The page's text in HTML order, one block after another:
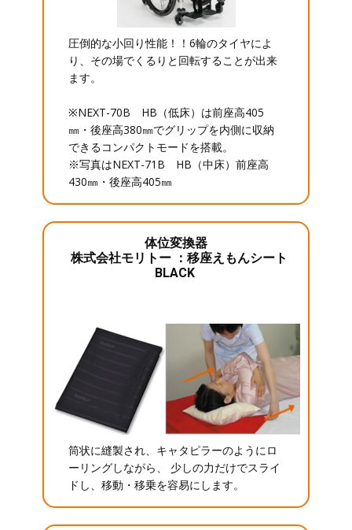
圧倒的な小回り性能！！6輪のタイヤによ
り、その場でくるりと回転することが出来
ます。
※NEXT-70B HB（低床）は前座高405
㎜・後座高380㎜でグリップを内側に収納
できるコンパクトモードを搭載。
※写真はNEXT-71B HB（中床）前座高
430㎜・後座高405㎜
体位変換器
株式会社モリトー ：移座えもんシート
BLACK
筒状に縫製され、キャタピラーのようにロ
ーリングしながら、 少しの力だけでスライ
ドし、移動・移乗を容易にします。